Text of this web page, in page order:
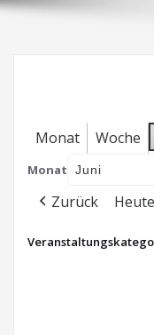
Monat Woche
Monat
Zurück Heute